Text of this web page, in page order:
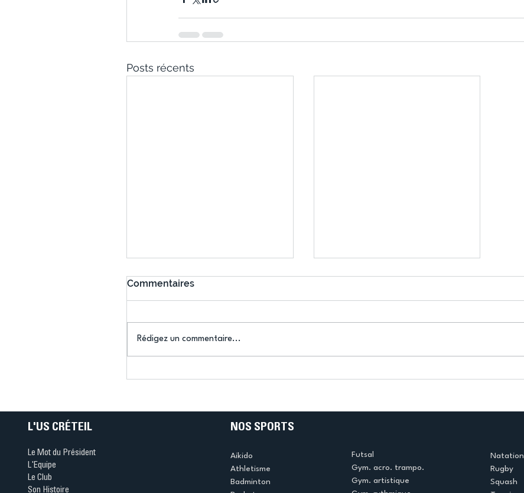
Posts récents
Commentaires
Rédigez un commentaire...
L'US CRÉTEIL
Le Mot du Président
L'Equipe
Le Club
Son Histoire
NOS SPORTS
Aikido
Athletisme
Badminton
Futsal
Gym. acro. trampo.
Gym. artistique
Natation
Rugby
Squash